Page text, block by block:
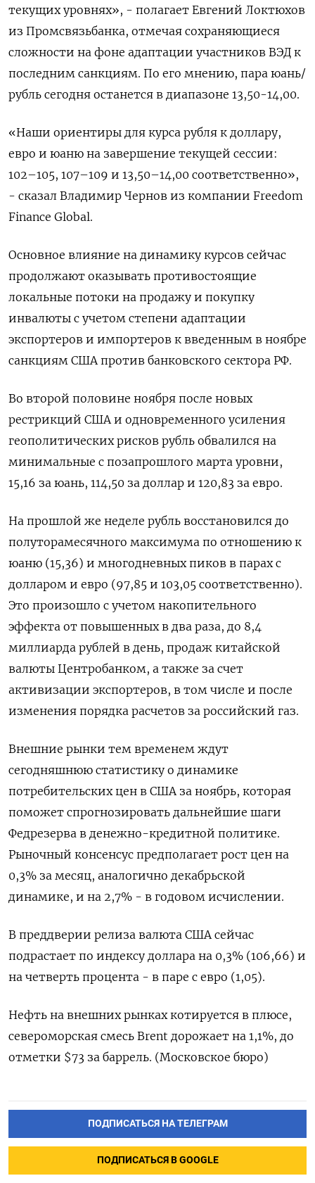
текущих уровнях», - полагает Евгений Локтюхов
из Промсвязьбанка, отмечая сохраняющиеся
сложности на фоне адаптации участников ВЭД к
последним санкциям. По его мнению, пара юань/
рубль сегодня останется в диапазоне 13,50-14,00.
«Наши ориентиры для курса рубля к доллару,
евро и юаню на завершение текущей сессии:
102–105, 107–109 и 13,50–14,00 соответственно»,
- сказал Владимир Чернов из компании Freedom
Finance Global.
Основное влияние на динамику курсов сейчас
продолжают оказывать противостоящие
локальные потоки на продажу и покупку
инвалюты с учетом степени адаптации
экспортеров и импортеров к введенным в ноябре
санкциям США против банковского сектора РФ.
Во второй половине ноября после новых
рестрикций США и одновременного усиления
геополитических рисков рубль обвалился на
минимальные с позапрошлого марта уровни,
15,16 за юань, 114,50 за доллар и 120,83 за евро.
На прошлой же неделе рубль восстановился до
полуторамесячного максимума по отношению к
юаню (15,36) и многодневных пиков в парах с
долларом и евро (97,85 и 103,05 соответственно).
Это произошло с учетом накопительного
эффекта от повышенных в два раза, до 8,4
миллиарда рублей в день, продаж китайской
валюты Центробанком, а также за счет
активизации экспортеров, в том числе и после
изменения порядка расчетов за российский газ.
Внешние рынки тем временем ждут
сегодняшнюю статистику о динамике
потребительских цен в США за ноябрь, которая
поможет спрогнозировать дальнейшие шаги
Федрезерва в денежно-кредитной политике.
Рыночный консенсус предполагает рост цен на
0,3% за месяц, аналогично декабрьской
динамике, и на 2,7% - в годовом исчислении.
В преддверии релиза валюта США сейчас
подрастает по индексу доллара на 0,3% (106,66) и
на четверть процента - в паре с евро (1,05).
Нефть на внешних рынках котируется в плюсе,
североморская смесь Brent дорожает на 1,1%, до
отметки $73 за баррель. (Московское бюро)
ПОДПИСАТЬСЯ НА ТЕЛЕГРАМ
ПОДПИСАТЬСЯ В GOOGLE